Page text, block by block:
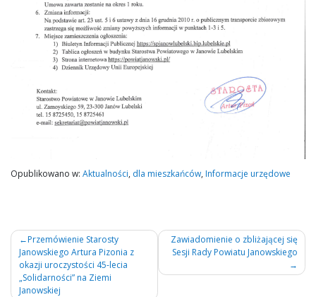
Opublikowano w: Aktualności, dla mieszkańców, Informacje urzędowe
Nawigacja
wpisu
Przemówienie Starosty
Janowskiego Artura Pizonia z
okazji uroczystości 45-lecia
„Solidarności” na Ziemi
Janowskiej
Zawiadomienie o zbliżającej się
Sesji Rady Powiatu Janowskiego